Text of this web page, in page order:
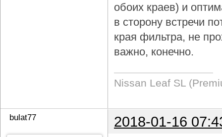
обоих краев) и
в сторону встречи
края фильтра, не
важно, конечно.
Nissan Leaf SL
bulat77 2018-01-16